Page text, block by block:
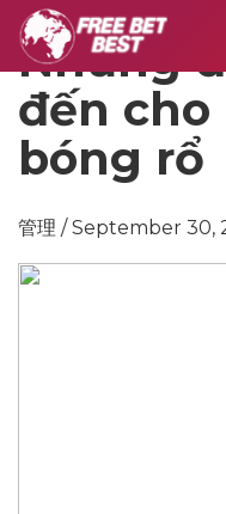
Những
đến
bóng rổ
管理 / September 30,